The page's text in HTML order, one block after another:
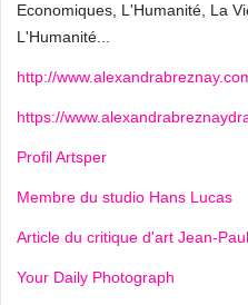
Economiques, L'Humanité, La
L'Humanité...
http://
https://
Profil Artsper
Membre du studio Hans Lucas
Article du critique d'art Jean-
Your Daily Photograph